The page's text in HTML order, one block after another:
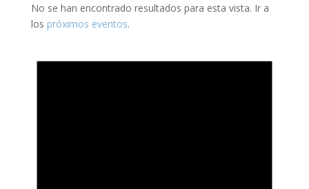
No se han encontrado resultados para esta vista. Ir a
los próximos eventos.